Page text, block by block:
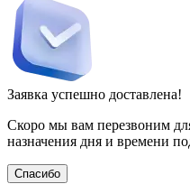
Заявка успешно доставлена!
Скоро мы вам перезвоним
назначения дня и времени
Спасибо